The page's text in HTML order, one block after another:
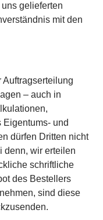
gelieferten
mit den
– auch in
und
dürfen Dritten nicht
denn, wir erteilen
schriftliche
des Bestellers
sind diese